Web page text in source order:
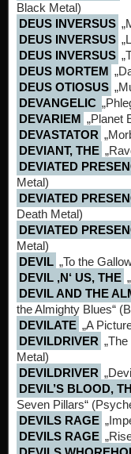
Black Metal)
DEUS INVERSUS
DEUS INVERSUS
DEUS INVERSUS
DEUS MORTEM
DEUS OTIOSUS
DEVANGELIC
DEVARIEM „Planet
DEVASTATOR
DEVIANT, THE
DEVIATED
Metal)
DEVIATED
Death Metal)
DEVIATED
Metal)
DEVIL „To the
DEVIL ‚N‘ US, THE
DEVIL AND THE
the Almighty Blues“
DEVILATE „A
DEVILDRIVER
Metal)
DEVILDRIVER
DEVIL’S BLOOD,
Seven Pillars“
DEVILS RAGE
DEVILS RAGE